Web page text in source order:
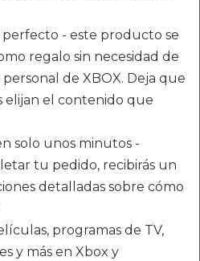
- este producto se
regalo sin necesidad de
de XBOX. Deja que
elijan el contenido que
solo unos minutos -
tu pedido, recibirás un
detalladas sobre cómo
programas de TV,
y más en Xbox y